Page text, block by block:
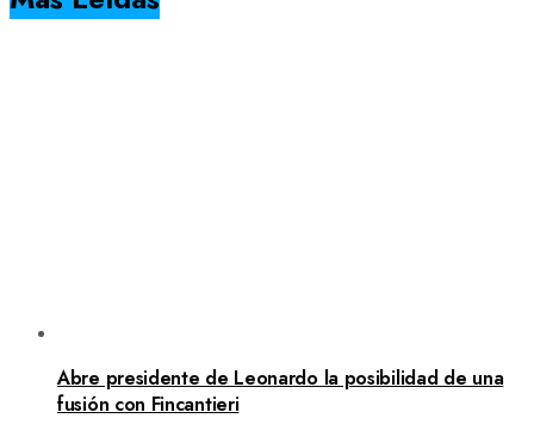
Abre presidente de Leonardo la posibilidad de una
fusión con Fincantieri